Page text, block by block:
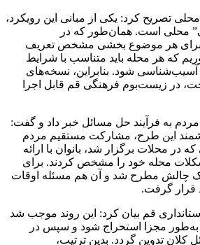
تصریح کرد: یکی از مبانی این رویکرد،
محلی است. همان‌طور که در
برای هر موضوع بخشی مشخص تعریف
که هر محله باید متناسب با شرایط
شود. بنابراین، نسخه‌های
در زیست‌بوم فرهنگی قم قابل اجرا
به فرآیند حل مسائل خبر داد و گفت:
این طرح، مشارکت مستقیم مردم
در محلات برگزار شد، بانوان با ارائه
محله خود را مشخص کردند. برای
چالش مطرح شد و آن هم مسئله اوقات
قرار گرفت.
قم بیان کرد: این روند موجب شد
مجزا استخراج شود و سپس در
تدوین گردد. بدین ترتیب،